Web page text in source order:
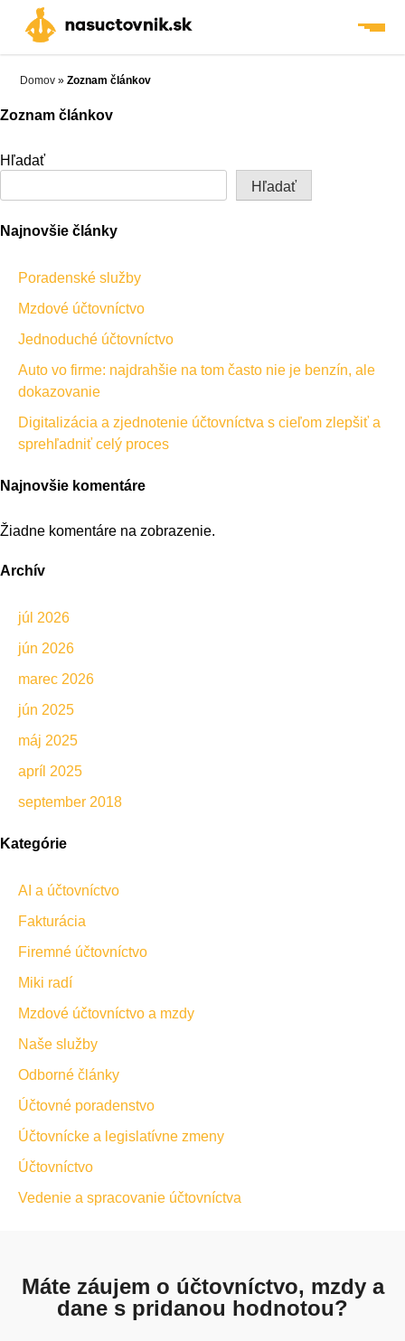
content
Domov »Zoznam článkov
Zoznam článkov
Hľadať
Hľadať
Najnovšie články
Poradenské služby
Mzdové účtovníctvo
Jednoduché účtovníctvo
Auto vo firme: najdrahšie na tom často nie je benzín, ale
dokazovanie
Digitalizácia a zjednotenie účtovníctva s cieľom zlepšiť a
sprehľadniť celý proces
Najnovšie komentáre
Žiadne komentáre na zobrazenie.
Archív
júl 2026
jún 2026
marec 2026
jún 2025
máj 2025
apríl 2025
september 2018
Kategórie
AI a účtovníctvo
Fakturácia
Firemné účtovníctvo
Miki radí
Mzdové účtovníctvo a mzdy
Naše služby
Odborné články
Účtovné poradenstvo
Účtovnícke a legislatívne zmeny
Účtovníctvo
Vedenie a spracovanie účtovníctva
Máte záujem o účtovníctvo, mzdy a
dane s pridanou hodnotou?